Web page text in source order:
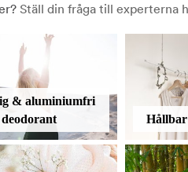
Ställ din fråga till experterna
& aluminiumfri
deodorant